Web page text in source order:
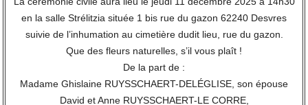
en la salle Strélitzia située 1 bis rue du gazon 62240 Desvres
suivie de l’inhumation au cimetière dudit lieu, rue du gazon.
Que des fleurs naturelles, s’il vous plaît !
De la part de :
Madame Ghislaine RUYSSCHAERT-DELÉGLISE, son épouse
David et Anne RUYSSCHAERT-LE CORRE,